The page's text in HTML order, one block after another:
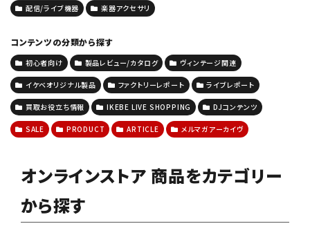
配信/ライブ機器 楽器アクセサリ
コンテンツの分類から探す
初心者向け 製品レビュー/カタログ ヴィンテージ関連
イケベオリジナル製品 ファクトリーレポート ライブレポート
買取お役立ち情報 IKEBE LIVE SHOPPING DJコンテンツ
SALE PRODUCT ARTICLE メルマガアーカイヴ
オンラインストア 商品をカテゴリー
から探す